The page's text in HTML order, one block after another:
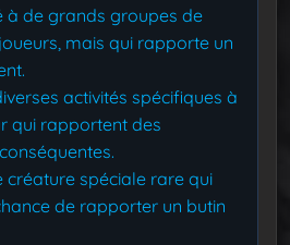
à de grands groupes de
mais qui rapporte un
activités spécifiques à
qui rapportent des
créature spéciale rare qui
de rapporter un butin